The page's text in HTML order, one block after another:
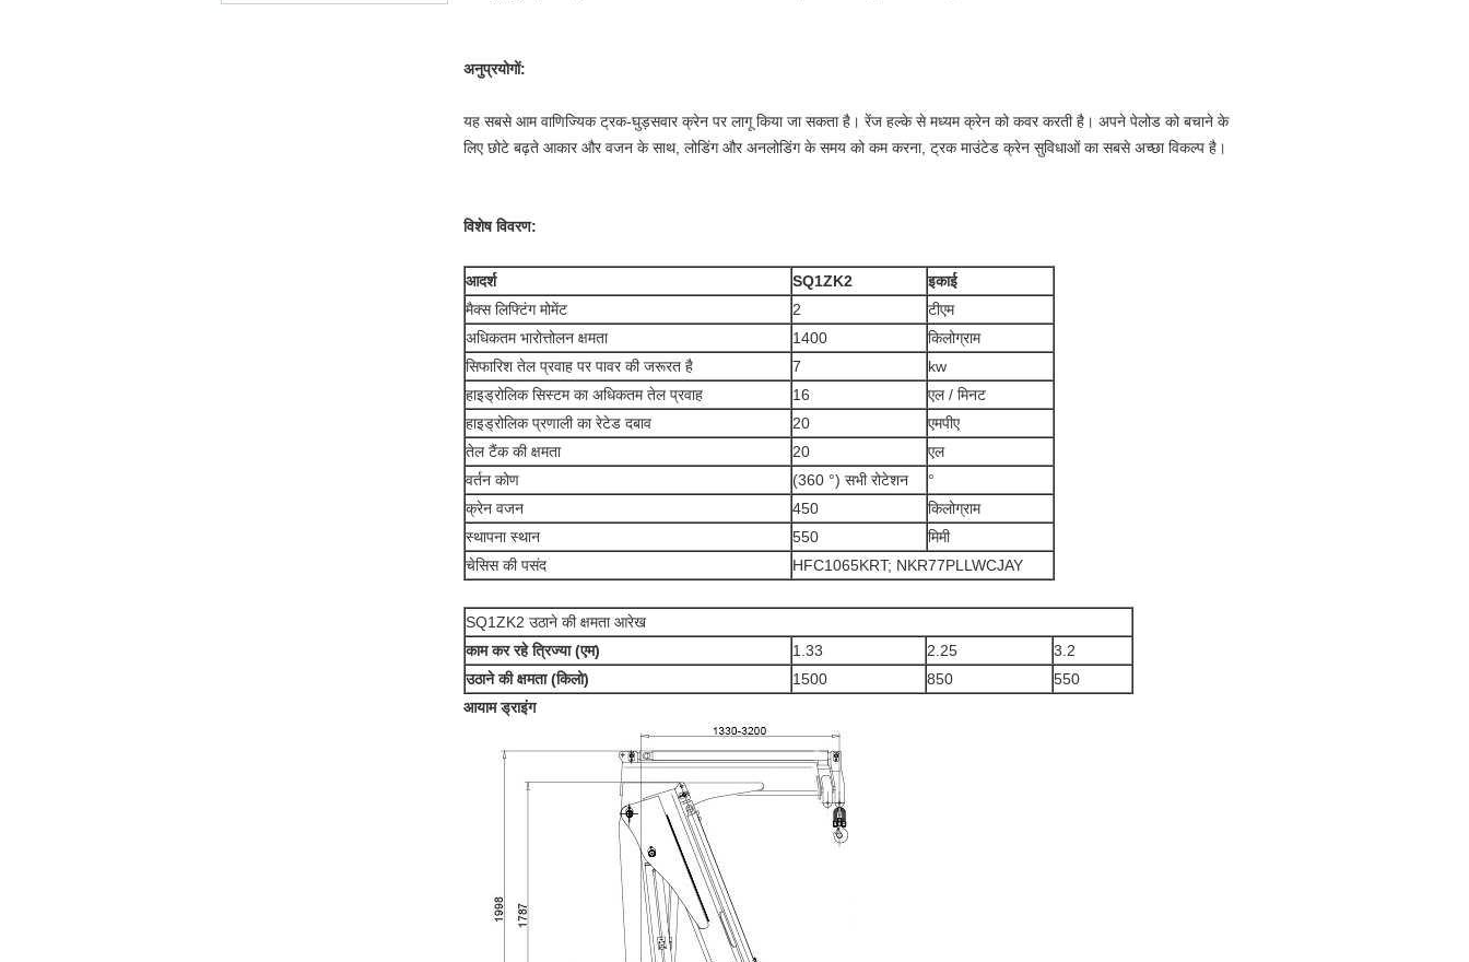
अनुप्रयोगों:
यह सबसे आम वाणिज्यिक ट्रक-घुड़सवार क्रेन पर लागू किया जा सकता है। रेंज हल्के से मध्यम क्रेन को कवर करती है। अपने पेलोड को बचाने के
लिए छोटे बढ़ते आकार और वजन के साथ, लोडिंग और अनलोडिंग के समय को कम करना, ट्रक माउंटेड क्रेन सुविधाओं का सबसे अच्छा विकल्प है।
विशेष विवरण:
आदर्श SQ1ZK2
इकाई
मैक्स लिफ्टिंग मोमेंट
2
टीएम
अधिकतम भारोत्तोलन क्षमता
1400
किलोग्राम
सिफारिश तेल प्रवाह पर पावर की जरूरत है
7
kw
हाइड्रोलिक सिस्टम का अधिकतम तेल प्रवाह
16
एल / मिनट
हाइड्रोलिक प्रणाली का रेटेड दबाव
20
एमपीए
तेल टैंक की क्षमता
20
एल
वर्तन कोण
(360 °) सभी रोटेशन
°
क्रेन वजन
450
किलोग्राम
स्थापना स्थान
550
मिमी
चेसिस की पसंद
HFC1065KRT; NKR77PLLWCJAY
SQ1ZK2 उठाने की क्षमता आरेख
काम कर रहे त्रिज्या (एम)
1.33 2.25
3.2
उठाने की क्षमता (किलो)
1500 850
550
आयाम ड्राइंग